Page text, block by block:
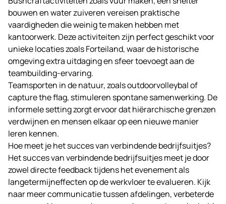
bouwen en water zuiveren vereisen praktische
vaardigheden die weinig te maken hebben met
kantoorwerk. Deze activiteiten zijn perfect geschikt voor
unieke locaties zoalsForteiland, waar de historische
omgeving extra uitdaging en sfeer toevoegt aan de
teambuilding-ervaring.
Teamsporten in de natuur, zoals outdoorvolleybal of
capture the flag, stimuleren spontane samenwerking. De
informele setting zorgt ervoor dat hiërarchische grenzen
verdwijnen en mensen elkaar op een nieuwe manier
leren kennen.
Hoe meet je het succes van verbindende bedrijfsuitjes?
Het succes van verbindende bedrijfsuitjes meet je door
zowel directe feedback tijdens het evenement als
langetermijneffecten op de werkvloer te evalueren. Kijk
naar meer communicatie tussen afdelingen, verbeterde